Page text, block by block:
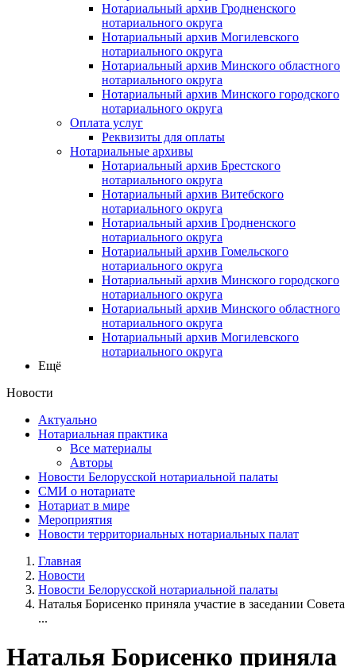
Нотариальный архив Гродненского
нотариального округа
Нотариальный архив Могилевского
нотариального округа
Нотариальный архив Минского областного
нотариального округа
Нотариальный архив Минского городского
нотариального округа
Оплата услуг
Реквизиты для оплаты
Нотариальные архивы
Нотариальный архив Брестского
нотариального округа
Нотариальный архив Витебского
нотариального округа
Нотариальный архив Гродненского
нотариального округа
Нотариальный архив Гомельского
нотариального округа
Нотариальный архив Минского городского
нотариального округа
Нотариальный архив Минского областного
нотариального округа
Нотариальный архив Могилевского
нотариального округа
Ещё
Новости
Актуально
Нотариальная практика
Все материалы
Авторы
Новости Белорусской нотариальной палаты
СМИ о нотариате
Нотариат в мире
Мероприятия
Новости территориальных нотариальных палат
Главная
Новости
Новости Белорусской нотариальной палаты
Наталья Борисенко приняла участие в заседании Совета
...
Наталья Борисенко приняла